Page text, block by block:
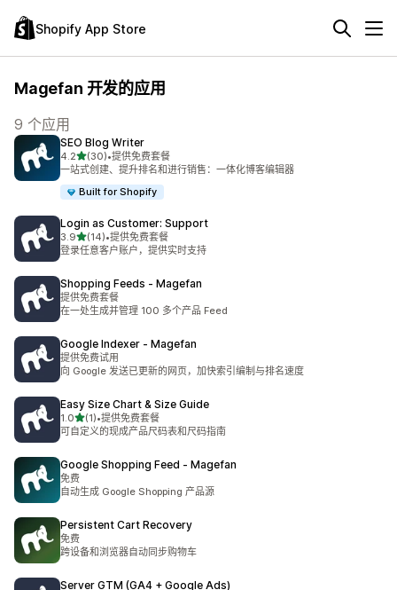
Shopify App Store
Magefan 开发的应用
9 个应用
SEO Blog Writer
4.2星（满分 5 星）
(30)
总共 30 条评论
•提供免费套餐
一站式创建、提升排名和进行销售：一体化博客编辑器
Built for Shopify
Login as Customer: Support
3.9星（满分 5 星）
(14)
总共 14 条评论
•提供免费套餐
登录任意客户账户，提供实时支持
Shopping Feeds ‑ Magefan
提供免费套餐
在一处生成并管理 100 多个产品 Feed
Google Indexer ‑ Magefan
提供免费试用
向 Google 发送已更新的网页，加快索引编制与排名速度
Easy Size Chart & Size Guide
1.0星（满分 5 星）
(1)
总共 1 条评论
•提供免费套餐
可自定义的现成产品尺码表和尺码指南
Google Shopping Feed ‑ Magefan
免费
自动生成 Google Shopping 产品源
Persistent Cart Recovery
免费
跨设备和浏览器自动同步购物车
Server GTM (GA4 + Google Ads)